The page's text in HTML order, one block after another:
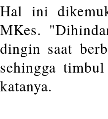
Hal ini
MKes.
dingin saat
sehingga
katanya.